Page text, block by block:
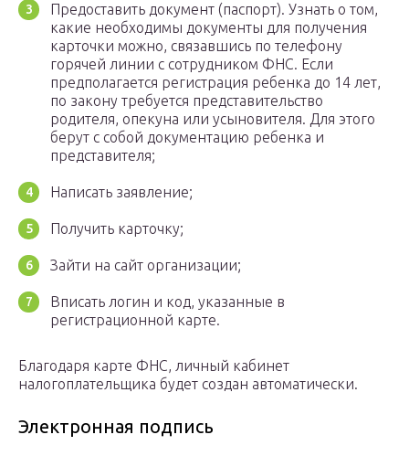
Предоставить документ (паспорт). Узнать о том,
какие необходимы документы для получения
карточки можно, связавшись по телефону
горячей линии с сотрудником ФНС. Если
предполагается регистрация ребенка до 14 лет,
по закону требуется представительство
родителя, опекуна или усыновителя. Для этого
берут с собой документацию ребенка и
представителя;
Написать заявление;
Получить карточку;
Зайти на сайт организации;
Вписать логин и код, указанные в
регистрационной карте.
Благодаря карте ФНС, личный кабинет
налогоплательщика будет создан автоматически.
Электронная подпись